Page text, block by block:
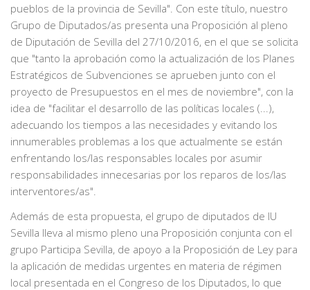
pueblos de la provincia de Sevilla". Con este título, nuestro
Grupo de Diputados/as presenta una Proposición al pleno
de Diputación de Sevilla del 27/10/2016, en el que se solicita
que "tanto la aprobación como la actualización de los Planes
Estratégicos de Subvenciones se aprueben junto con el
proyecto de Presupuestos en el mes de noviembre", con la
idea de "facilitar el desarrollo de las políticas locales (...),
adecuando los tiempos a las necesidades y evitando los
innumerables problemas a los que actualmente se están
enfrentando los/las responsables locales por asumir
responsabilidades innecesarias por los reparos de los/las
interventores/as".
Además de esta propuesta, el grupo de diputados de IU
Sevilla lleva al mismo pleno una Proposición conjunta con el
grupo Participa Sevilla, de apoyo a la Proposición de Ley para
la aplicación de medidas urgentes en materia de régimen
local presentada en el Congreso de los Diputados, lo que